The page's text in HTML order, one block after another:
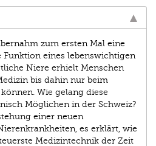
zum ersten Mal eine
Funktion eines lebenswichtigen
Niere erhielt Menschen
bis dahin nur beim
Wie gelang diese
Möglichen in der Schweiz?
einer neuen
es erklärt, wie
Medizintechnik der Zeit